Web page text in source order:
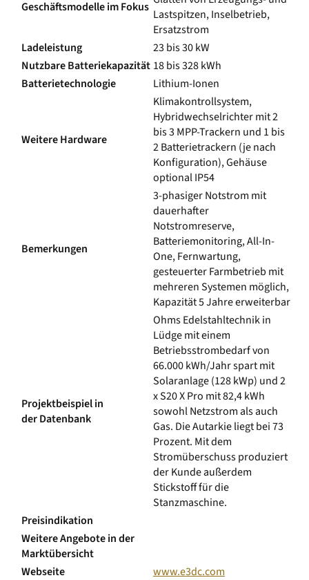
Geschäftsmodelle im Fokus Lastspitzen, Inselbetrieb,
Ersatzstrom
Ladeleistung
23 bis 30 kW
NutzbareBatteriekapazität 18 bis 328 kWh
Batterietechnologie
Lithium-Ionen
Weitere Hardware
Klimakontrollsystem,
Hybridwechselrichter mit 2
bis 3 MPP-Trackern und 1 bis
2 Batterietrackern (je nach
Konfiguration), Gehäuse
optional IP54
Bemerkungen
3-phasiger Notstrom mit
dauerhafter
Notstromreserve,
Batteriemonitoring, All-In-
One, Fernwartung,
gesteuerter Farmbetrieb mit
mehreren Systemen möglich,
Kapazität 5 Jahre erweiterbar
Projektbeispiel in
der Datenbank
Ohms Edelstahltechnik in
Lüdge mit einem
Betriebsstrombedarf von
66.000 kWh/Jahr spart mit
Solaranlage (128 kWp) und 2
x S20 X Pro mit 82,4 kWh
sowohl Netzstrom als auch
Gas. Die Autarkie liegt bei 73
Prozent. Mit dem
Stromüberschuss produziert
der Kunde außerdem
Stickstoff für die
Stanzmaschine.
Preisindikation
Weitere Angebote in der
Marktübersicht
Webseite
www.e3dc.com